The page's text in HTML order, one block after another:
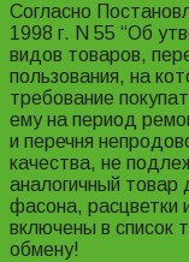
Согласно
1998 г. N 55 “Об
видов товаров,
пользования, на
требование
ему на период
и перечня
качества, не
аналогичный
фасона, расцветки
включены в список
обмену!